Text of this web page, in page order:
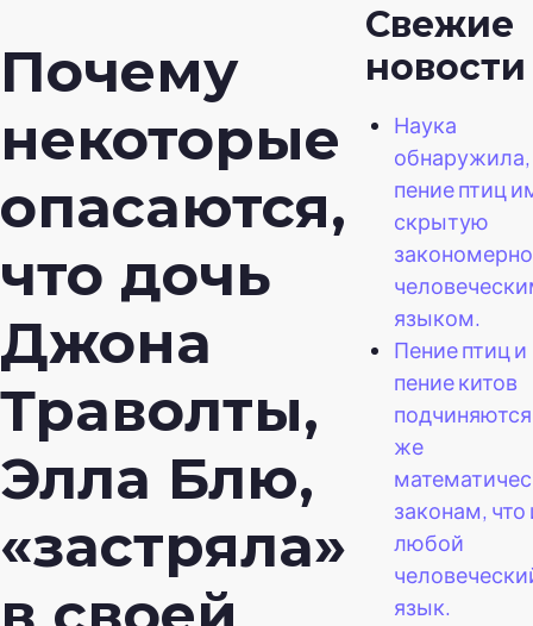
Почему
некоторые
опасаются,
что дочь
Джона
Траволты,
Элла Блю,
«застряла»
Свежие
новости
Наука
обнаружила,
пение птиц
скрытую
языком.
Пение птиц и
пение китов
же
законам, что
любой
язык.